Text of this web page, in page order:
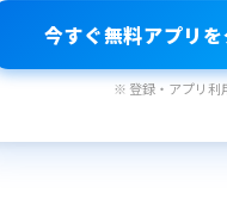
今すぐ無料アプリを
※ 登録・アプリ利